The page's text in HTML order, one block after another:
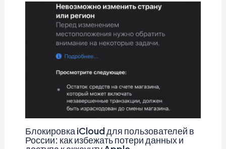
Блокировка iCloud для пользователей в
России: как избежать потери данных и